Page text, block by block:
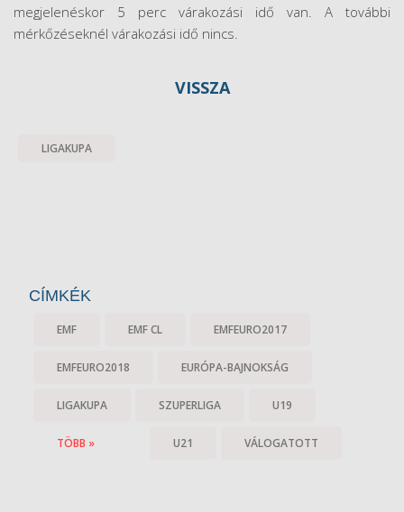
megjelenéskor 5 perc várakozási idő van. A további
mérkőzéseknél várakozási idő nincs.
VISSZA
LIGAKUPA
CÍMKÉK
EMF EMF CL EMFEURO2017
EMFEURO2018 EURÓPA-BAJNOKSÁG
LIGAKUPA SZUPERLIGA U19
U21 VÁLOGATOTT
TÖBB »